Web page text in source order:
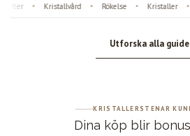
Kristallvård Rökelse Kristaller
Utforska alla
KRISTALLERSTENAR
Dina köp blir